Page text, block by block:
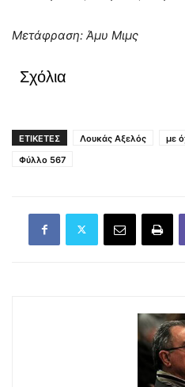
Μετάφραση: Άμυ Μιμς
Σχόλια
ΕΤΙΚΕΤΕΣ Λουκάς Αξελός με
Φύλλο 567